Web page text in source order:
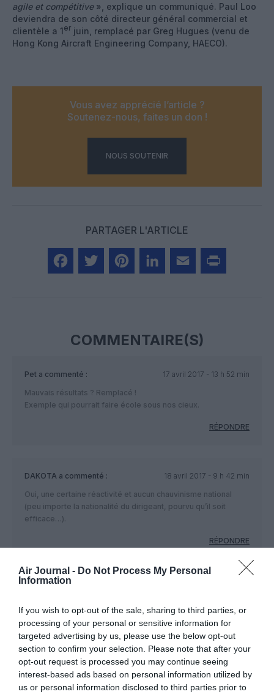
Air Journal - Do Not Process My Personal
Information
If you wish to opt-out of the sale, sharing to third parties, or
processing of your personal or sensitive information for
targeted advertising by us, please use the below opt-out
section to confirm your selection. Please note that after your
opt-out request is processed you may continue seeing
interest-based ads based on personal information utilized by
us or personal information disclosed to third parties prior to
agile et compétitive», explique un communiqué. Paul Loo
deviendra de son côté directeur général commercial et
clientèle a 1er juin, remplacé par Greg Hugues (venu de
Hong Kong Aircraft Engineering Company, HAECO).
Vous avez apprécié l’article ?
Soutenez-nous, faites un don !
NOUS SOUTENIR
PARTAGER L'ARTICLE
COMMENTAIRE(S)
Pet a commenté :
17 avril 2017 - 13 h 52 min
Mauvais résultats ? Remplacé !
Exemple qui pourrait faire école sous nos cieux.
RÉPONDRE
DAKOTA a commenté :
18 avril 2017 - 9 h 42 min
Oui, une certaine réactivité et aucun chauvinisme national
(peu importe la nationalité du dirigeant, pourvu qu’il soit
efficace…).
RÉPONDRE
FAIRE UN DON
Appel aux lecteurs !
Soutenez Air Journal participezà son